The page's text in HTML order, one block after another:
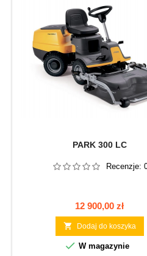
PARK 300 LC
Recenzje:
Cena
12 900,00 zł
 Dodaj do koszyka
 W magazynie